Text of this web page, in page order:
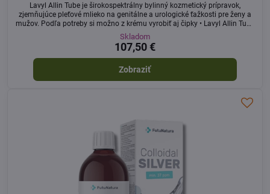
Lavyl Allin Tube je širokospektrálny bylinný kozmetický prípravok,
zjemňujúce pleťové mlieko na genitálne a urologické ťažkosti pre ženy a
mužov. Podľa potreby si možno z krému vyrobiť aj čipky • Lavyl Allin Tube
má veľmi silný protizápalový a energetický účinok.
Skladom
107,50 €
Zobraziť